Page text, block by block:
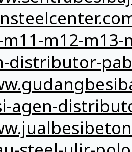
m12-
distributor-
agen-